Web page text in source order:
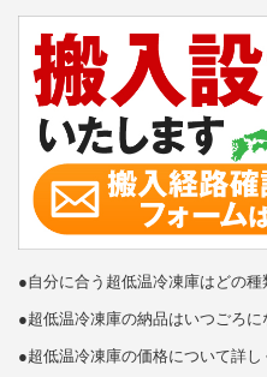
●自分に合う超低温冷凍庫はどの種
●超低温冷凍庫の納品はいつごろに
●超低温冷凍庫の価格について詳し